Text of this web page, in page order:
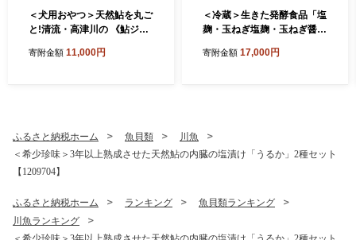
＜犬用おやつ＞天然鮎を丸ご
と!清流・高津川の 《鮎ジャ
使用)【1762174】
寄附金額 11,000円
＜冷蔵＞生きた発酵食品「塩
麹・玉ねぎ塩麹・玉ねぎ醤油
寄附金額 17,000円
ふるさと納税ホーム 魚貝類
川魚
＜希少珍味＞3年以上熟成させた天然鮎の内臓の塩漬け「うるか」2種セット
【1209704】
ふるさと納税ホーム ランキング
魚貝類ランキング
川魚ランキング